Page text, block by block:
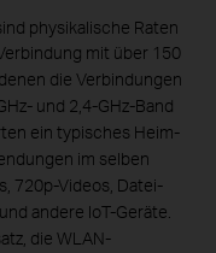
physikalische Raten
mit über 150
die Verbindungen
und 2,4-GHz-Band
ein typisches Heim-
im selben
720p-Videos, Datei-
andere IoT-Geräte.
die WLAN-